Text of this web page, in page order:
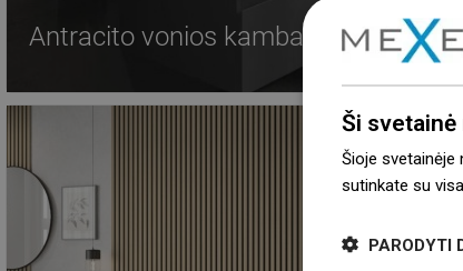
Antracito vonios kambario spintelė
Ši
Šioje svetainėje
sutinkate su
PARODYTI